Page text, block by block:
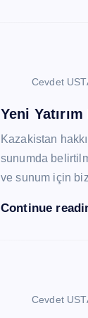
Cevdet
Yeni
Kazakistan
sunumda
ve sunum için
Continue
Cevdet